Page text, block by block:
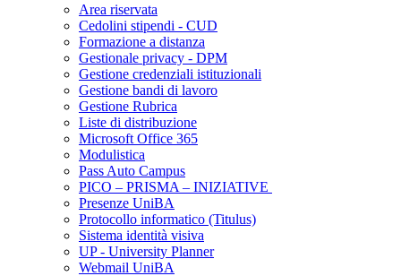
Area riservata
Cedolini stipendi - CUD
Formazione a distanza
Gestionale privacy - DPM
Gestione credenziali istituzionali
Gestione bandi di lavoro
Gestione Rubrica
Liste di distribuzione
Microsoft Office 365
Modulistica
Pass Auto Campus
PICO – PRISMA – INIZIATIVE
Presenze UniBA
Protocollo informatico (Titulus)
Sistema identità visiva
UP - University Planner
Webmail UniBA